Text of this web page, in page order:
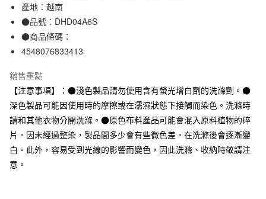
合作金庫商業銀行
華南商業銀行
上海商業儲蓄銀行
臺灣中小企業銀行
匯豐（台灣）商業銀行
聯邦商業銀行
元大商業銀行
永豐商業銀行
玉山商業銀行
星展（台灣）商業銀行
台新國際商業銀行
中國信託商業銀行
台灣樂天信用卡公司
超商取貨付款
LINE Pay
Apple Pay
街口支付
悠遊付
運送方式
全家取貨付款
每筆NT$65，滿NT$1,000(含以上)免運費
產地：越南
●品號：DHD04A6S
●商品條碼：
4548076833413
銷售重點
【注意事項】：●淺色製品請勿使用含有螢光增白劑的洗滌劑。●
深色製品可能因使用時的摩擦或在濡濕狀態下接觸而染色。洗滌時
請和其他衣物分開洗滌。●原色布料產品可能會混入原料植物的碎
片。因未經過整染，製品間多少會有些微色差。在洗滌後會逐漸變
白。此外，容易受到光線的影響而變色，因此洗滌、收納時敬請注
意。